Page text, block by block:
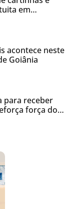
em
acontece neste
Goiânia
para receber
força do